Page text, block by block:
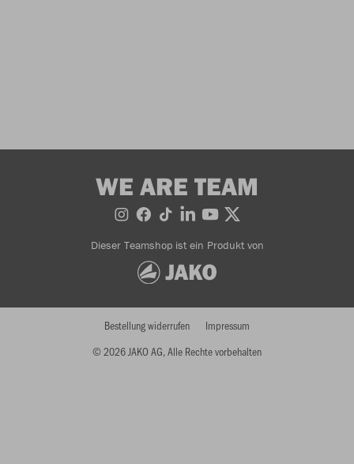
WE ARE TEAM
Dieser Teamshop ist ein Produkt von
© 2026 JAKO AG, Alle Rechte vorbehalten
Bestellung widerrufen Impressum